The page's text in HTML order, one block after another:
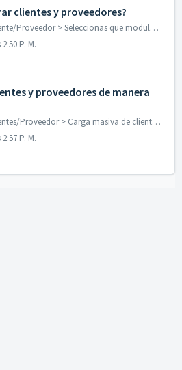
clientes y proveedores?
Vamos al módulo Cliente/Proveedor > Seleccionas que modulo necesitas administrar Clientes o Proveedores Esta secciones funcionan de la misma manera. ...
P. M.
y proveedores de manera
Vamos al módulo Clientes/Proveedor > Carga masiva de cliente/proveedor En este tutorial aprenderás a cargar tu listado de clientes y proveedores de m...
P. M.